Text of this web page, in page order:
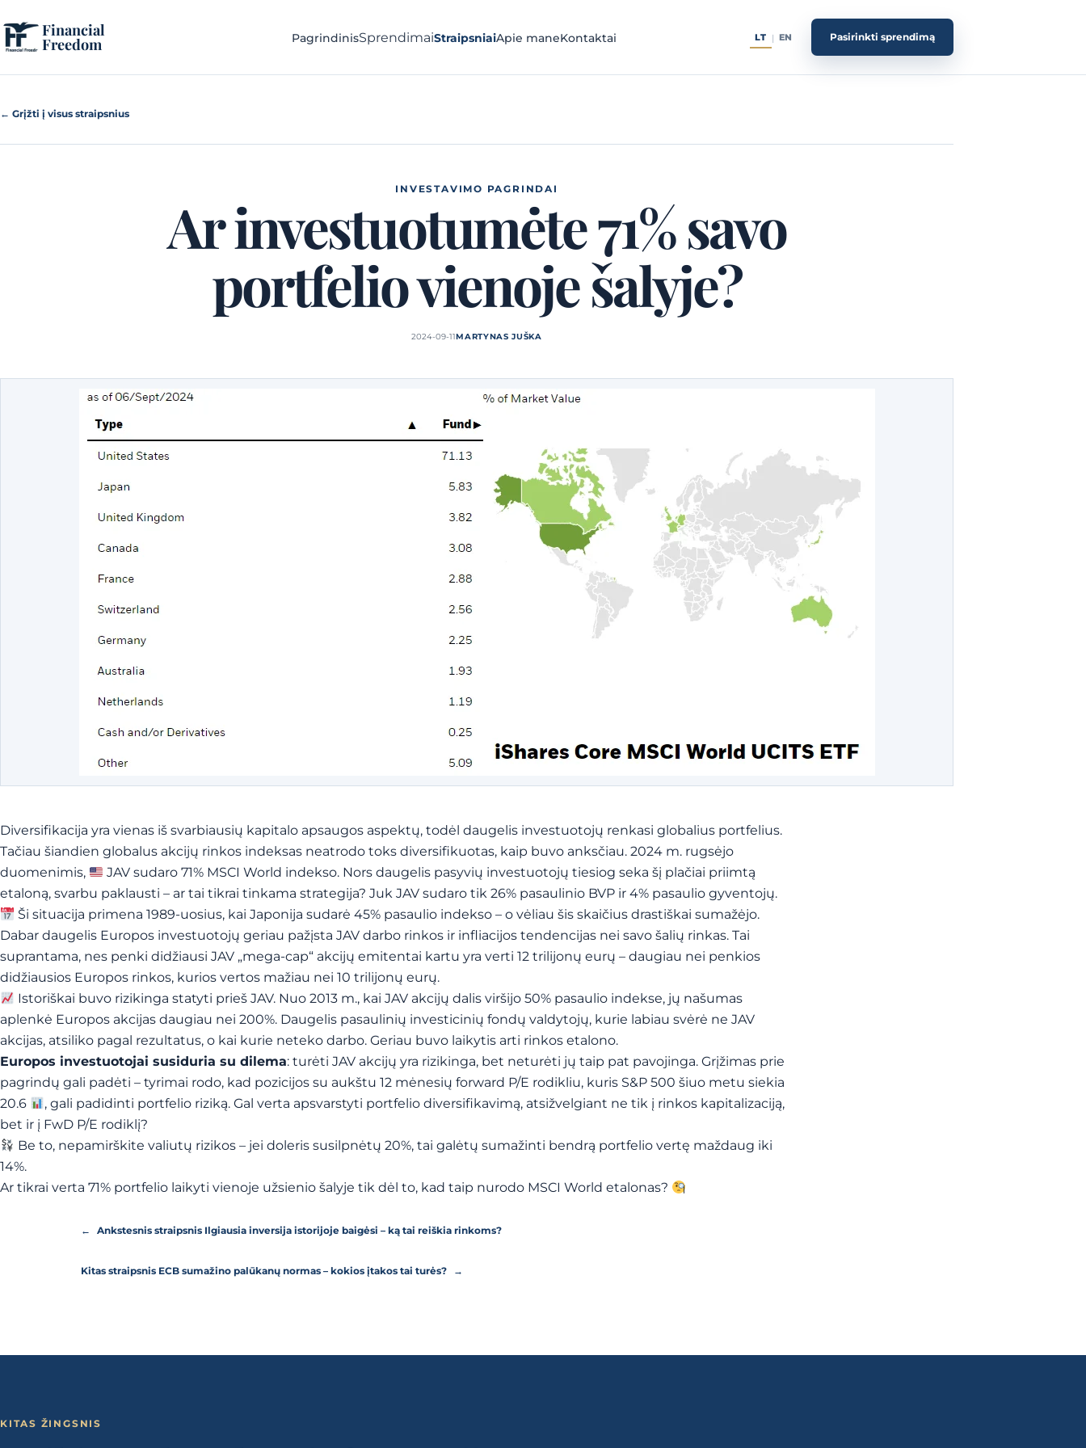
Financial
Freedom PagrindinisSprendimaiStraipsniaiApie maneKontaktai LT | EN Pasirinkti sprendimą
← Grįžti į visus straipsnius
INVESTAVIMO PAGRINDAI
Ar investuotumėte 71% savo
portfelio vienoje šalyje?
2024-09-11MARTYNAS JUŠKA
Diversifikacija yra vienas iš svarbiausių kapitalo apsaugos aspektų, todėl daugelis investuotojų renkasi globalius portfelius.
Tačiau šiandien globalus akcijų rinkos indeksas neatrodo toks diversifikuotas, kaip buvo anksčiau. 2024 m. rugsėjo
duomenimis,
JAV sudaro 71% MSCI World indekso. Nors daugelis pasyvių investuotojų tiesiog seka šį plačiai priimtą
etaloną, svarbu paklausti – ar tai tikrai tinkama strategija? Juk JAV sudaro tik 26% pasaulinio BVP ir 4% pasaulio gyventojų.
Ši situacija primena 1989-uosius, kai Japonija sudarė 45% pasaulio indekso – o vėliau šis skaičius drastiškai sumažėjo.
Dabar daugelis Europos investuotojų geriau pažįsta JAV darbo rinkos ir infliacijos tendencijas nei savo šalių rinkas. Tai
suprantama, nes penki didžiausi JAV „mega-cap“ akcijų emitentai kartu yra verti 12 trilijonų eurų – daugiau nei penkios
didžiausios Europos rinkos, kurios vertos mažiau nei 10 trilijonų eurų.
Istoriškai buvo rizikinga statyti prieš JAV. Nuo 2013 m., kai JAV akcijų dalis viršijo 50% pasaulio indekse, jų našumas
aplenkė Europos akcijas daugiau nei 200%. Daugelis pasaulinių investicinių fondų valdytojų, kurie labiau svėrė ne JAV
akcijas, atsiliko pagal rezultatus, o kai kurie neteko darbo. Geriau buvo laikytis arti rinkos etalono.
Europos investuotojai susiduria su dilema: turėti JAV akcijų yra rizikinga, bet neturėti jų taip pat pavojinga. Grįžimas prie
pagrindų gali padėti – tyrimai rodo, kad pozicijos su aukštu 12 mėnesių forward P/E rodikliu, kuris S&P 500 šiuo metu siekia
20.6
, gali padidinti portfelio riziką. Gal verta apsvarstyti portfelio diversifikavimą, atsižvelgiant ne tik į rinkos kapitalizaciją,
bet ir į FwD P/E rodiklį?
Be to, nepamirškite valiutų rizikos – jei doleris susilpnėtų 20%, tai galėtų sumažinti bendrą portfelio vertę maždaug iki
14%.
Ar tikrai verta 71% portfelio laikyti vienoje užsienio šalyje tik dėl to, kad taip nurodo MSCI World etalonas?
← Ankstesnis straipsnis Ilgiausia inversija istorijoje baigėsi – ką tai reiškia rinkoms?
Kitas straipsnis ECB sumažino palūkanų normas – kokios įtakos tai turės? →
KITAS ŽINGSNIS